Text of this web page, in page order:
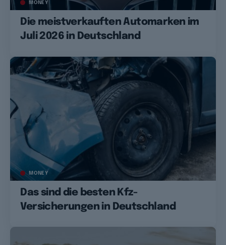
MONEY
Die meistverkauften Automarken im
Juli 2026 in Deutschland
MONEY
Das sind die besten Kfz-
Versicherungen in Deutschland